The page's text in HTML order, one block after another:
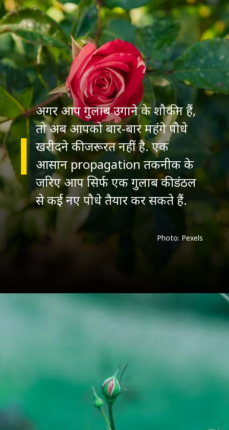
अगर आप गुलाब उगाने के शौकीन हैं,
तो अब आपको बार-बार महंगे पौधे
खरीदने की जरूरत नहीं है. एक
आसान propagation तकनीक के
जरिए आप सिर्फ एक गुलाब की डंठल
से कई नए पौधे तैयार कर सकते हैं.
Photo: Pexels